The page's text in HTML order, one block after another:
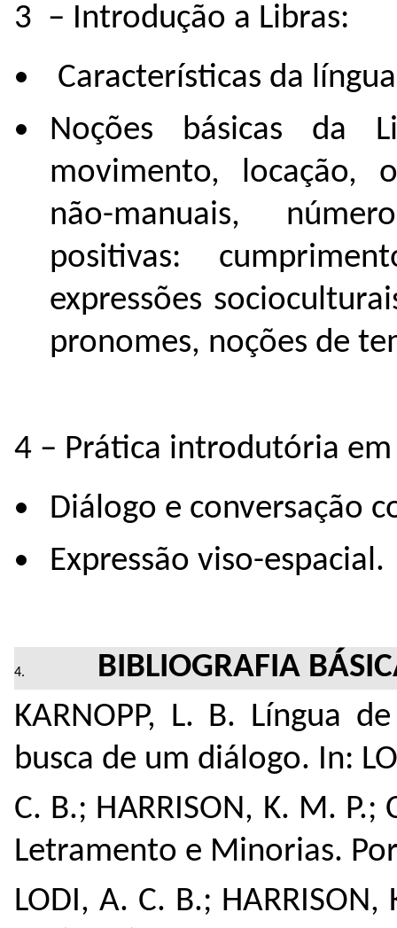
3 – Introdução a Libras:
Características da
Noções básicas da
movimento, locação,
não-manuais,
positivas:
expressões
pronomes, noções de
4 – Prática introdutória em
Diálogo e conversação
Expressão viso-espacial.
BIBLIOGRAFIA
KARNOPP, L. B. Língua
busca de um diálogo. In:
C. B.; HARRISON, K. M. P.;
Letramento e Minorias.
LODI, A. C. B.; HARRISON,